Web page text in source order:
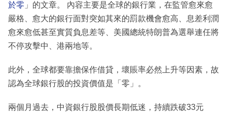
於零 」的文章。 內容主要是全球的銀行業，在監管愈來愈
嚴格、愈大的銀行面對突如其來的罰款機會愈高、息差利潤
愈來愈低甚至實質負息差等、美國總統特朗普為選舉連任將
不停攻擊中、港兩地等。
此外，全球都要靠擔保作借貸，壞賬率必然上升等因素，故
認為全球銀行股的投資價值是「零」。
兩個月過去，中資銀行股股價長期低迷，持續跌破33元